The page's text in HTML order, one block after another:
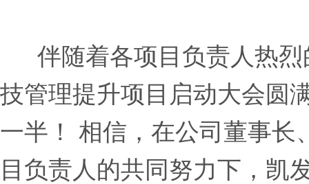
伴随着各项目负责人热烈
技管理提升项目启动大会圆
一半！ 相信，在公司董事长
目负责人的共同努力下，凯